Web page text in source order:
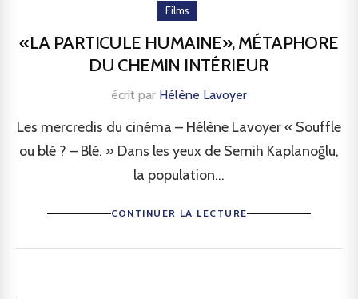
Films
«LA PARTICULE HUMAINE», MÉTAPHORE
DU CHEMIN INTÉRIEUR
écrit par Hélène Lavoyer
Les mercredis du cinéma – Hélène Lavoyer « Souffle
ou blé ? – Blé. » Dans les yeux de Semih Kaplanoğlu,
la population...
CONTINUER LA LECTURE